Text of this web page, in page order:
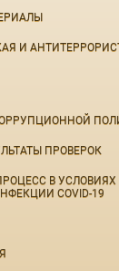
И
ПРОВЕРОК
В
COVID-19